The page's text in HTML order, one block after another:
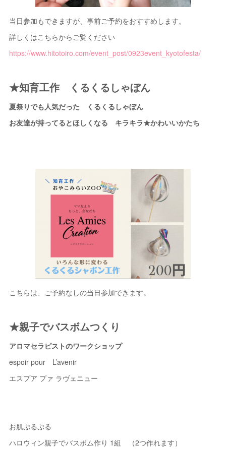
当日参加もできますが、事前ご予約をおすすめします。
詳しくはこちらからご覧ください
https://www.hitotoiro.com/event_post/0923event_kyotofesta/
★知育工作 くるくるしゃぼん
夏祭りでも人気だった くるくるしゃぼん
お友達が持ってるとほしくなる キラキラ★かわいいかたち
こちらは、ご予約なしの当日参加できます。
★親子でバスボムつくり
アロマセラピストのワークショップ
espoir pour L’avenir
エスプア プァ ラヴェニュー
お肌ぷるぷる
ハロウィン親子でバスボム作り 1組 （2つ作れます）